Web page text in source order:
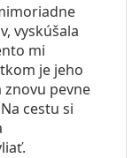
vyskúšala
mi
je jeho
znovu pevne
cestu si